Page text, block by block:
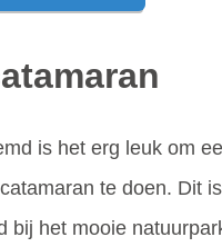
is het erg leuk om
te doen. Dit
bij het mooie